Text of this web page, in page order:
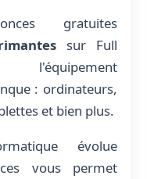
gratuites
sur Full
l'équipement
: ordinateurs,
et bien plus.
évolue
vous permet